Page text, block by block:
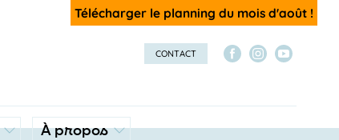
Télécharger le planning du mois d'août !
À propos
CONTACT